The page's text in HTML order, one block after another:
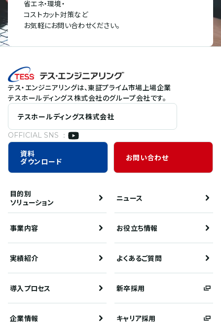
省エネ・環境・
コストカット対策など
お気軽にお問い合わせください。
テス・エンジニアリングは、東証プライム市場上場企業
テスホールディングス株式会社のグループ会社です。
テスホールディングス株式会社
OFFICIAL SNS ：
資料
ダウンロード
お問い合わせ
目的別
ソリューション
ニュース
事業内容 お役立ち情報
実績紹介 よくあるご質問
導入プロセス 新卒採用
企業情報 キャリア採用